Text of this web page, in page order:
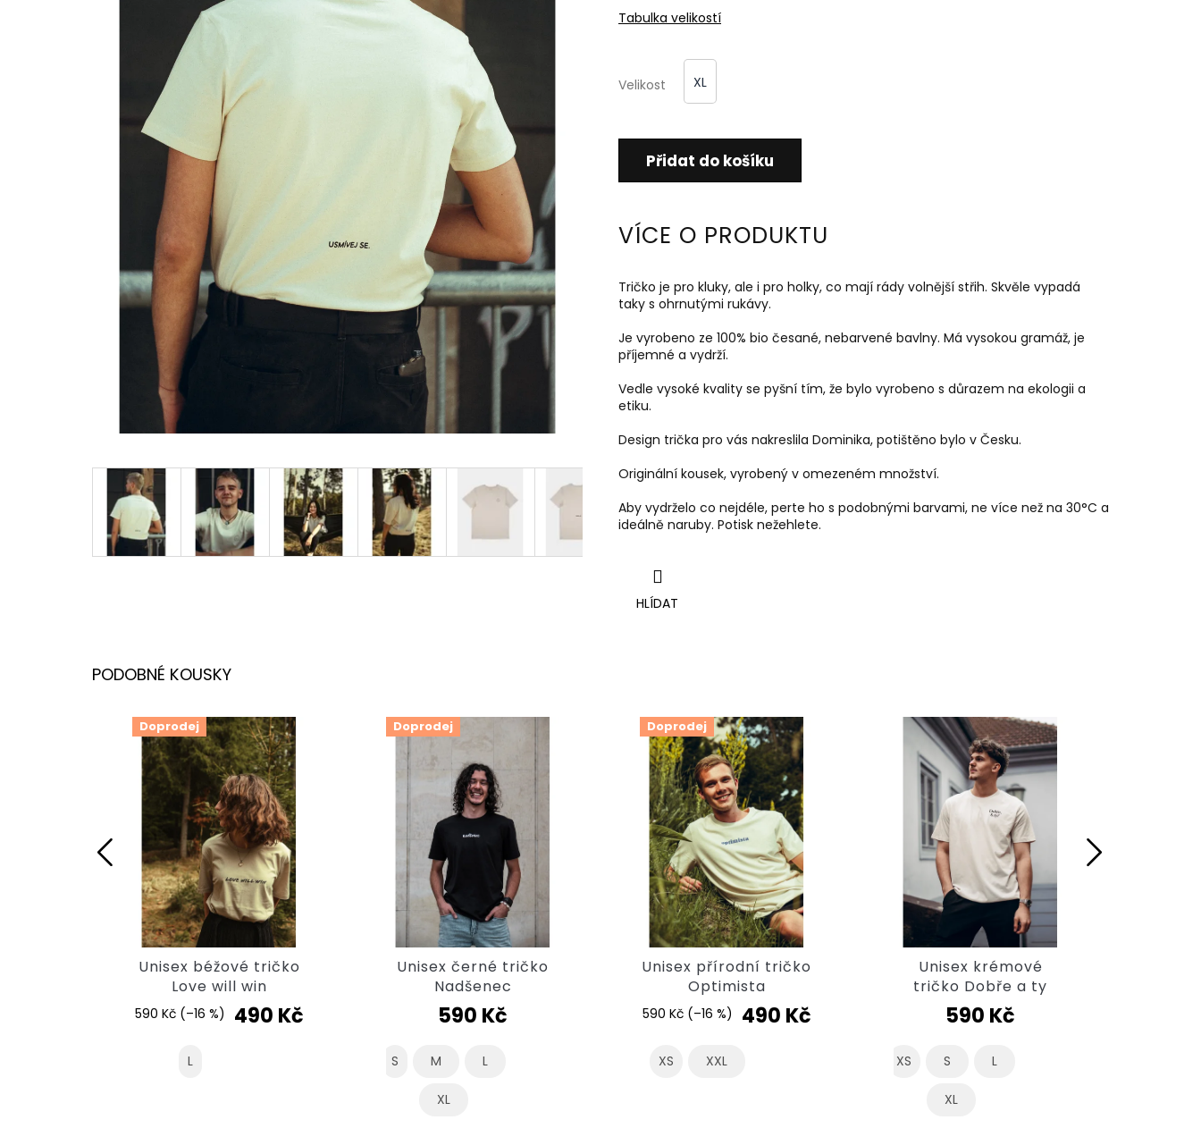
Tabulka velikostí
Velikost XL
Přidat do košíku
VÍCE O PRODUKTU
Tričko je pro kluky, ale i pro holky, co mají rády volnější střih. Skvěle vypadá
taky s ohrnutými rukávy.
Je vyrobeno ze 100% bio česané, nebarvené bavlny. Má vysokou gramáž, je
příjemné a vydrží.
Vedle vysoké kvality se pyšní tím, že bylo vyrobeno s důrazem na ekologii a
etiku.
Design trička pro vás nakreslila Dominika, potištěno bylo v Česku.
Originální kousek, vyrobený v omezeném množství.
Aby vydrželo co nejdéle, perte ho s podobnými barvami, ne více než na 30°C a
ideálně naruby. Potisk nežehlete.
HLÍDAT
Doprodej
Unisex béžové tričko
Love will win
590 Kč (–16 %) 490 Kč
L
Doprodej
Unisex černé tričko
Nadšenec
590 Kč
S M L
XL
Doprodej
Unisex přírodní tričko
Optimista
590 Kč (–16 %) 490 Kč
XS XXL
Unisex krémové
tričko Dobře a ty
590 Kč
XS S L
XL